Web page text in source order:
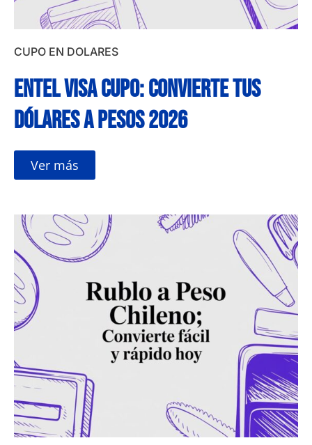
CUPO EN DOLARES
Entel visa cupo: Convierte tus
dólares a pesos 2026
Ver más